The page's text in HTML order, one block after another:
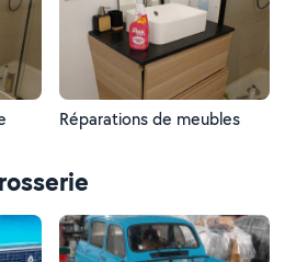
Réparations de meubles